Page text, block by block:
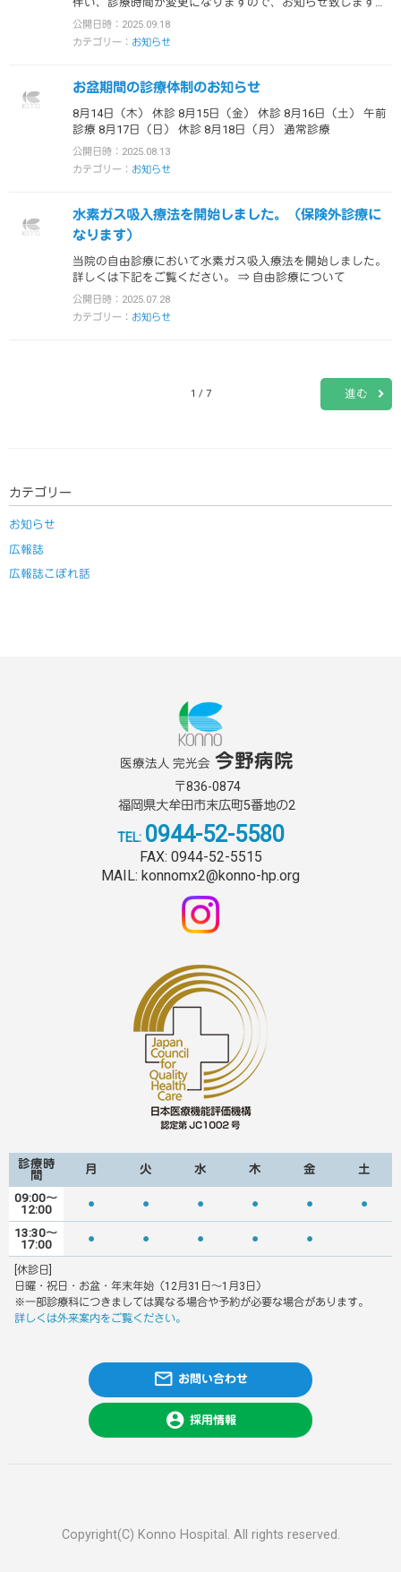
診療時間：午前９時～１２時 …
公開日時：2025.09.18
カテゴリー： お知らせ
お盆期間の診療体制のお知らせ
8月14日（木） 休診 8月15日（金） 休診 8月16日（土） 午前
診療 8月17日（日） 休診 8月18日（月） 通常診療
公開日時：2025.08.13
カテゴリー： お知らせ
水素ガス吸入療法を開始しました。（保険外診療に
なります）
当院の自由診療において水素ガス吸入療法を開始しました。
詳しくは下記をご覧ください。 ⇒ 自由診療について
公開日時：2025.07.28
カテゴリー： お知らせ
1 / 7 進む
カテゴリー
お知らせ
広報誌
広報誌こぼれ話
医療法人 完光会 今野病院
〒836-0874
福岡県大牟田市末広町5番地の2
TEL: 0944-52-5580
FAX: 0944-52-5515
MAIL: konnomx2@konno-hp.org
診療時
間
月 火 水 木 金
土
09:00～
12:00
● ● ● ● ● ●
13:30～
17:00
● ● ● ● ●
[休診日]
日曜・祝日・お盆・年末年始（12月31日～1月3日）
※一部診療科につきましては異なる場合や予約が必要な場合があります。
詳しくは外来案内をご覧ください。
mail_outline お問い合わせ
account_circle 採用情報
Copyright(C) Konno Hospital. All rights reserved.